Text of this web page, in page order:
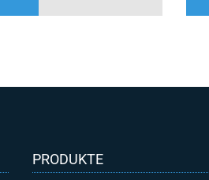
PRODUKTE